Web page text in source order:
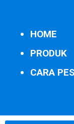
HOME
PRODUK
CARA